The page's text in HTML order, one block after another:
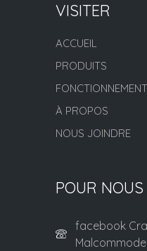
VISITER
ACCUEIL
PRODUITS
FONCTIONNEMENT
À PROPOS
NOUS JOINDRE
POUR
facebook
Malcommode